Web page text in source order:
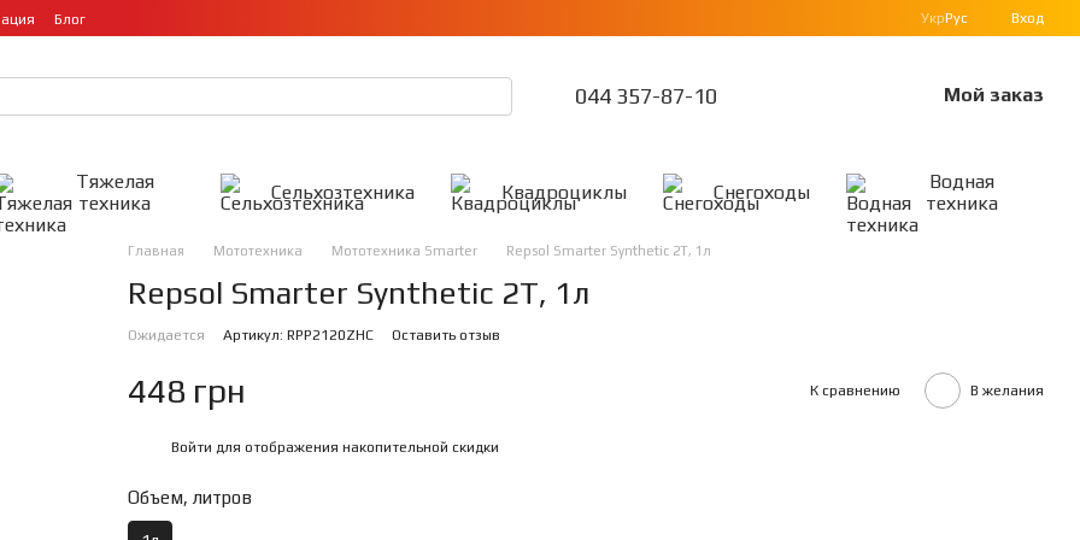
Блог УкрРус Вход
044 357-87-10 Мой заказ
Тяжелая
техника
Сельхозтехника Квадроциклы Снегоходы
Водная
техника
Главная Мототехника Мототехника Smarter Repsol Smarter Synthetic 2T, 1л
Repsol Smarter Synthetic 2T, 1л
Ожидается Артикул: RPP2120ZHC Оставить отзыв
448 грн К сравнению В желания
Войти для отображения накопительной скидки
Объем, литров